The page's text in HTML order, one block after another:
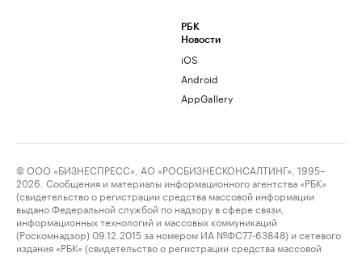
РБК
Новости
iOS
Android
AppGallery
© ООО «БИЗНЕСПРЕСС», АО «РОСБИЗНЕСКОНСАЛТИНГ», 1995–
2026. Сообщения и материалы информационного агентства «РБК»
(свидетельство о регистрации средства массовой информации
выдано Федеральной службой по надзору в сфере связи,
информационных технологий и массовых коммуникаций
(Роскомнадзор) 09.12.2015 за номером ИА №ФС77-63848) и сетевого
издания «РБК» (свидетельство о регистрации средства массовой